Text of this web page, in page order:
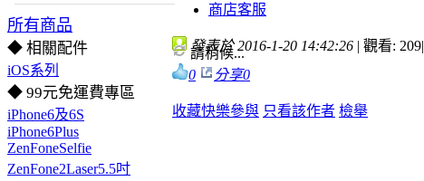
所有商品
◆ 相關配件
iOS系列
◆ 99元免運費專區
iPhone6及6S
iPhone6Plus
ZenFoneSelfie
ZenFone2Laser5.5吋
商店客服
發表於 2016-1-20 14:42:26 | 觀看: 209|
請稍候...
0
分享0
收藏快樂參與 只看該作者 檢舉